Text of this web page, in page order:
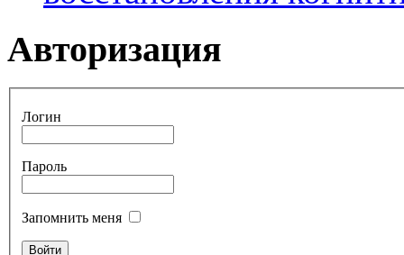
Авторизация
Логин
Пароль
Запомнить меня